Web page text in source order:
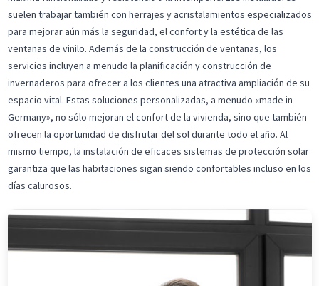
suelen trabajar también con herrajes y acristalamientos especializados
para mejorar aún más la seguridad, el confort y la estética de las
ventanas de vinilo. Además de la construcción de ventanas, los
servicios incluyen a menudo la planificación y construcción de
invernaderos para ofrecer a los clientes una atractiva ampliación de su
espacio vital. Estas soluciones personalizadas, a menudo «made in
Germany», no sólo mejoran el confort de la vivienda, sino que también
ofrecen la oportunidad de disfrutar del sol durante todo el año. Al
mismo tiempo, la instalación de eficaces sistemas de protección solar
garantiza que las habitaciones sigan siendo confortables incluso en los
días calurosos.